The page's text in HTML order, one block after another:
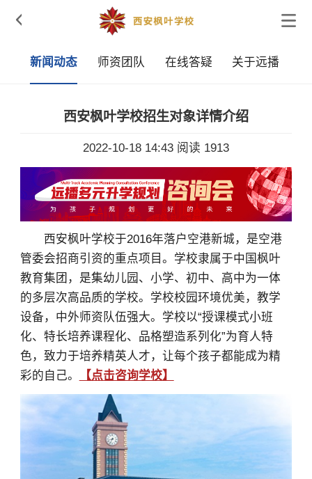

新闻动态 师资团队 在线答疑 关于远播
西安枫叶学校招生对象详情介绍
2022-10-18 14:43 阅读 1913
西安枫叶学校于2016年落户空港新城，是空港
管委会招商引资的重点项目。学校隶属于中国枫叶
教育集团，是集幼儿园、小学、初中、高中为一体
的多层次高品质的学校。学校校园环境优美，教学
设备，中外师资队伍强大。学校以“授课模式小班
化、特长培养课程化、品格塑造系列化”为育人特
色，致力于培养精英人才，让每个孩子都能成为精
彩的自己。
【点击咨询学校】